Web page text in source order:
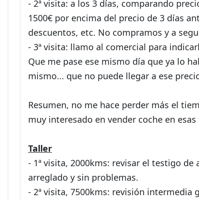
- 2ª visita: a los 3 días, comparando
1500€ por encima del precio de 3 días
descuentos, etc. No compramos y a
- 3ª visita: llamo al comercial para
Que me pase ese mismo día que ya lo
mismo... que no puede llegar a ese
Resumen, no me hace perder más el
muy interesado en vender coche en
Taller
- 1ª visita, 2000kms: revisar el testigo
arreglado y sin problemas.
- 2ª visita, 7500kms: revisión